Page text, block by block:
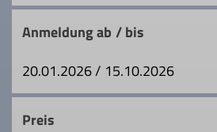
Indoor
Anmeldung ab / bis
20.01.2026 / 15.10.2026
Preis